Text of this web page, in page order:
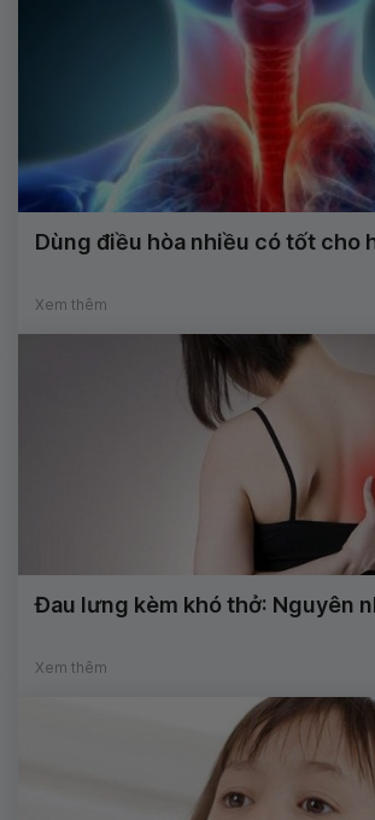
Dùng điều hòa nhiều có tốt cho
Xem thêm
Đau lưng kèm khó thở: Nguyên
Xem thêm